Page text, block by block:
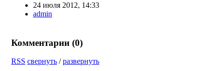
24 июля 2012, 14:33
admin
Комментарии (0)
RSS свернуть /развернуть